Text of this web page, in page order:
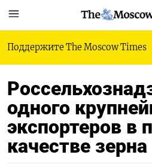
Поддержите The Moscow Times
одного
экспортеров в
качестве зерна